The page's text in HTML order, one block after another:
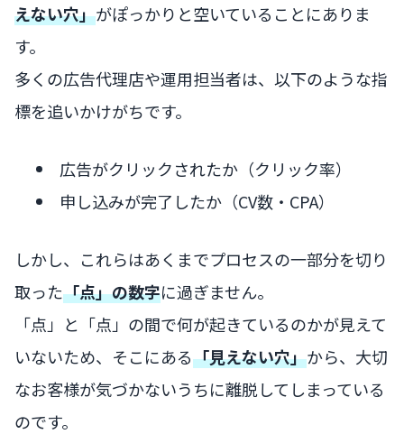
えない穴」がぽっかりと空いていることにありま
す。
多くの広告代理店や運用担当者は、以下のような指
標を追いかけがちです。
広告がクリックされたか（クリック率）
申し込みが完了したか（CV数・CPA）
しかし、これらはあくまでプロセスの一部分を切り
取った「点」の数字に過ぎません。
「点」と「点」の間で何が起きているのかが見えて
いないため、そこにある「見えない穴」から、大切
なお客様が気づかないうちに離脱してしまっている
のです。